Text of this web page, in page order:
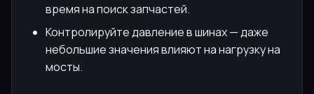
время на поиск запчастей.
Контролируйте давление в шинах — даже
небольшие значения влияют на нагрузку на
мосты.